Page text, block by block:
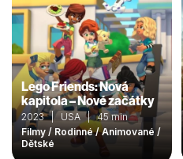
Lego Friends: Nová
kapitola – Nové začátky
2023 | USA | 45 min
Filmy / Rodinné / Animované /
Dětské